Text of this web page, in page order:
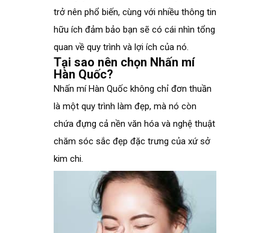
trở nên phổ biến, cùng với nhiều thông tin
hữu ích đảm bảo bạn sẽ có cái nhìn tổng
quan về quy trình và lợi ích của nó.
Tại sao nên chọn Nhấn mí
Hàn Quốc?
Nhấn mí Hàn Quốc không chỉ đơn thuần
là một quy trình làm đẹp, mà nó còn
chứa đựng cả nền văn hóa và nghệ thuật
chăm sóc sắc đẹp đặc trưng của xứ sở
kim chi.